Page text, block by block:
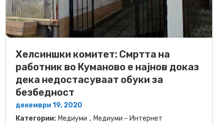
Хелсиншки комитет: Смртта на
работник во Куманово е најнов доказ
дека недостасуваат обуки за
безбедност
декември 19, 2020
Категории: Медиуми , Медиуми – Интернет